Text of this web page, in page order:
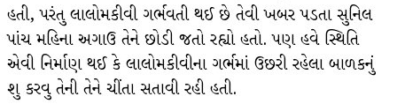
હતી, પરંતુ લાલોમકીવી ગર્ભવતી થઈ છે તેવી ખબર પડતા સુનિલ
પાંચ મહિના અગાઉ તેને છોડી જતો રહ્યો હતો. પણ હવે સ્થિતિ
એવી નિર્માણ થઈ કે લાલોમકીવીના ગર્ભમાં ઉછરી રહેલા બાળકનું
શુ કરવુ તેની તેને ચીંતા સતાવી રહી હતી.